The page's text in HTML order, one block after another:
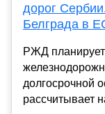
дорог
Белграда в
РЖД
долгосрочной
рассчитывает